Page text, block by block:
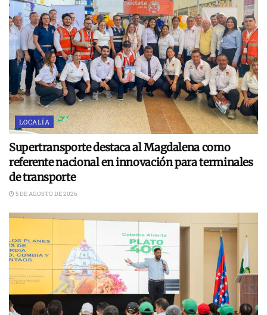
LOCALÍA
Supertransporte destaca al Magdalena como
referente nacional en innovación para terminales
de transporte
5 DE AGOSTO DE 2026